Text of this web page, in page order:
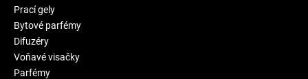
Prací gely
Bytové parfémy
Difuzéry
Voňavé visačky
Parfémy